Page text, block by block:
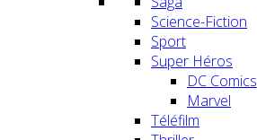
Science-Fiction
Sport
Super Héros
DC Comics
Marvel
Téléfilm